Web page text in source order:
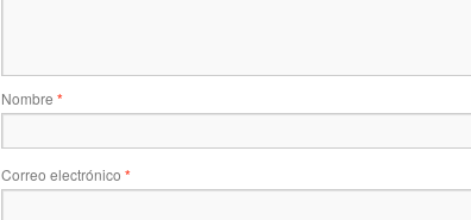
Nombre *
Correo electrónico *